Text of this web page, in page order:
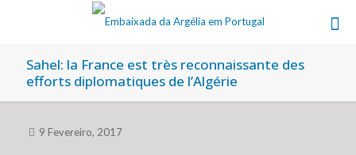
Sahel: la France est très reconnaissante des
efforts diplomatiques de l’Algérie
9 Fevereiro, 2017